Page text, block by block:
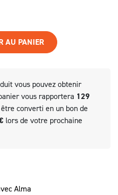
AU PANIER
vous pouvez obtenir
vous rapportera 129
converti en un bon de
lors de votre prochaine
Alma